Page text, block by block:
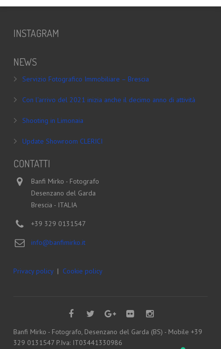
INSTAGRAM
NEWS
Servizio Fotografico Immobiliare – Brescia
Con l’arrivo del 2021 inizia anche il decimo anno di attività
Shooting in Limonaia
Update Showroom CLERICI
CONTATTI
Banfi Mirko - Fotografo
Desenzano del Garda
Brescia - ITALIA
+39 329 0131547
info@banfimirko.it
Privacy policy| Cookie policy
Banfi Mirko - Fotografo, Desenzano del Garda (BS) - Mobile +39
329 0131547 P.Iva: IT03441330986